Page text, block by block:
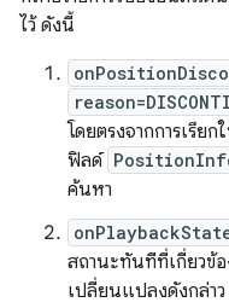
ไว้ ดังนี้
โดยตรงจากการเรียก
ฟิลด์
ค้นหา
สถานะทันทีที่เกี่ยวข้อ
เปลี่ยนแปลงดังกล่าว